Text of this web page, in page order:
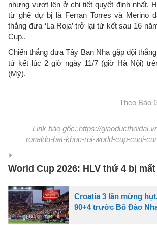
nhưng vượt lên ở chi tiết quyết định nhất.
từ ghế dự bị là Ferran Torres và Merino
thắng đưa ‘La Roja’ trở lại tứ kết sau 16
Cup..
Chiến thắng đưa Tây Ban Nha gặp đội
tứ kết lúc 2 giờ ngày 11/7 (giờ Hà Nội)
(Mỹ).
Theo Báo
Link báo gốc: https://
ronaldo-bat-khoc-roi-world-cup-cuoi-
World Cup 2026: HLV thứ 4 bị
Croatia 3 lần mừng
90+4 trước Bồ Đào